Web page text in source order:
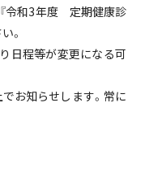
令和3年度 定期健康診
。
日程等が変更になる可
お知らせします。常に